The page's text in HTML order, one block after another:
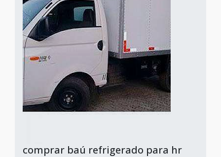
comprar baú refrigerado para hr